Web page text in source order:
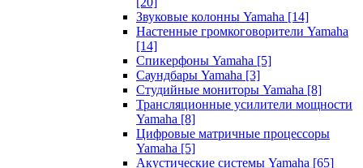
Звуковые колонны Yamaha [14]
Настенные громкоговорители Yamaha
[14]
Спикерфоны Yamaha [5]
Саундбары Yamaha [3]
Студийные мониторы Yamaha [8]
Трансляционные усилители мощности
Yamaha [8]
Цифровые матричные процессоры
Yamaha [5]
Акустические системы Yamaha [65]